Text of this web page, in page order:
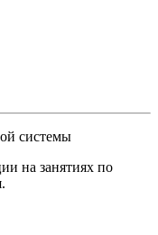
системы
на занятиях по